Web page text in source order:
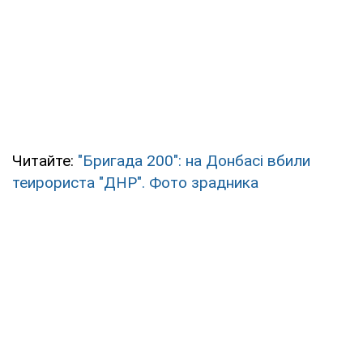
Читайте: "Бригада 200": на Донбасі вбили
теирориста "ДНР". Фото зрадника